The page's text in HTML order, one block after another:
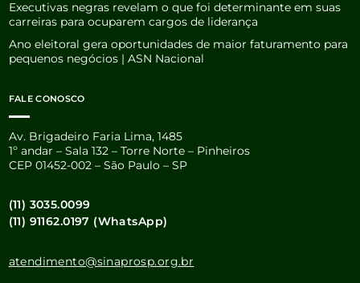
Executivas negras revelam o que foi determinante em suas
carreiras para ocuparem cargos de liderança
Ano eleitoral gera oportunidades de maior faturamento para
pequenos negócios | ASN Nacional
FALE CONOSCO
Av. Brigadeiro Faria Lima, 1485
1º andar – Sala 132 – Torre Norte – Pinheiros
CEP 01452-002 – São Paulo – SP
(11) 3035.0099
(11) 91162.0197 (WhatsApp)
atendimento@sinaprosp.org.br